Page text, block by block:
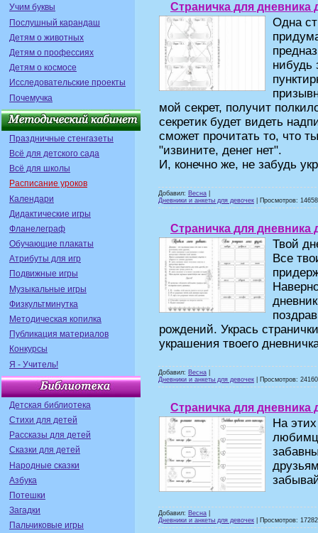
Учим буквы
Послушный карандаш
Детям о животных
Детям о профессиях
Детям о космосе
Исследовательские проекты
Почемучка
Праздничные стенгазеты
Всё для детского сада
Всё для школы
Расписание уроков
Календари
Дидактические игры
Фланелеграф
Обучающие плакаты
Атрибуты для игр
Подвижные игры
Музыкальные игры
Физкультминутка
Методическая копилка
Публикация материалов
Конкурсы
Я - Учитель!
Детская библиотека
Стихи для детей
Рассказы для детей
Сказки для детей
Народные сказки
Азбука
Потешки
Загадки
Пальчиковые игры
Страничка для дневника
Одна
нибудь
мой секрет, получит
секретик будет видеть
сможет прочитать то, что
"извините, денег нет".
И, конечно же, не забудь
Добавил: Весна
Дневники и анкеты для девочек | Просмотров:
Страничка для дневника
Твой
Все
рождений. Укрась
украшения твоего
Добавил: Весна
Дневники и анкеты для девочек | Просмотров:
Страничка для дневника
На
Добавил: Весна
Дневники и анкеты для девочек | Просмотров: